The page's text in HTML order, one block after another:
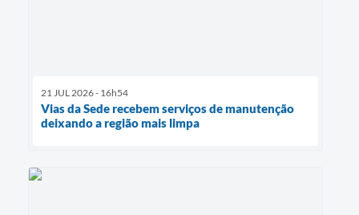
21 JUL 2026 - 16h54
Vias da Sede recebem serviços de manutenção
deixando a região mais limpa